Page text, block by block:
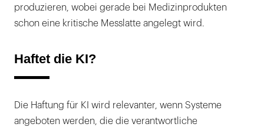
produzieren, wobei gerade bei Medizinprodukten
schon eine kritische Messlatte angelegt wird.
Haftet die KI?
Die Haftung für KI wird relevanter, wenn Systeme
angeboten werden, die die verantwortliche